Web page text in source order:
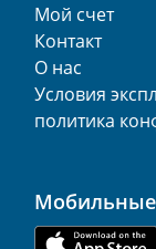
Мой счет
Контакт
О нас
Условия
политика